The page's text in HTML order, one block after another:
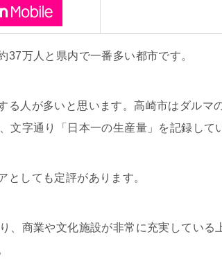
万人と県内で一番多い都市です。
る人が多いと思います。高崎市はダルマ
文字通り「日本一の生産量」を記録して
としても定評があります。
、商業や文化施設が非常に充実している